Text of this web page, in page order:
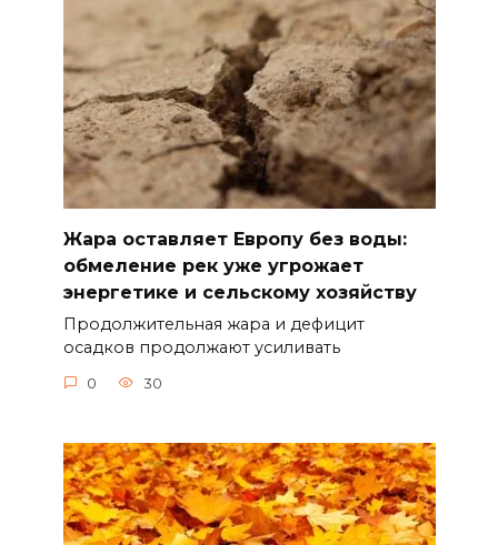
Жара оставляет Европу без воды:
обмеление рек уже угрожает
энергетике и сельскому хозяйству
Продолжительная жара и дефицит
осадков продолжают усиливать
0 30